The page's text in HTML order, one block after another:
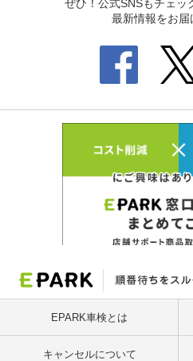
EPARK車検とは
キャンセルについて